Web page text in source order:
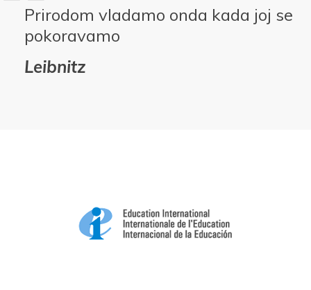
Prirodom vladamo onda kada joj se
pokoravamo
Leibnitz